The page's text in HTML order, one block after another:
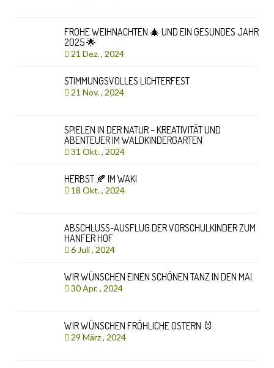
FROHE WEIHNACHTEN 🎄 UND EIN GESUNDES JAHR
2025 🌟
21 Dez. , 2024
STIMMUNGSVOLLES LICHTERFEST
21 Nov. , 2024
SPIELEN IN DER NATUR – KREATIVITÄT UND
ABENTEUER IM WALDKINDERGARTEN
31 Okt. , 2024
HERBST 🍂 IM WAKI
18 Okt. , 2024
ABSCHLUSS-AUSFLUG DER VORSCHULKINDER ZUM
HANFER HOF
6 Juli , 2024
WIR WÜNSCHEN EINEN SCHÖNEN TANZ IN DEN MAI.
30 Apr. , 2024
WIR WÜNSCHEN FRÖHLICHE OSTERN 🐰
29 März , 2024